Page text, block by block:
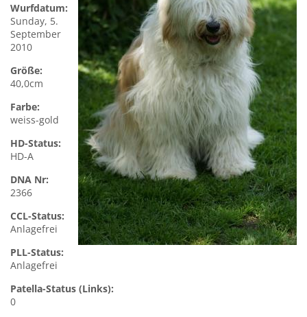
Wurfdatum:
Sunday, 5.
September
2010
Größe:
40,0cm
Farbe:
weiss-gold
HD-Status:
HD-A
DNA Nr:
2366
CCL-Status:
Anlagefrei
PLL-Status:
Anlagefrei
Patella-Status (Links):
0